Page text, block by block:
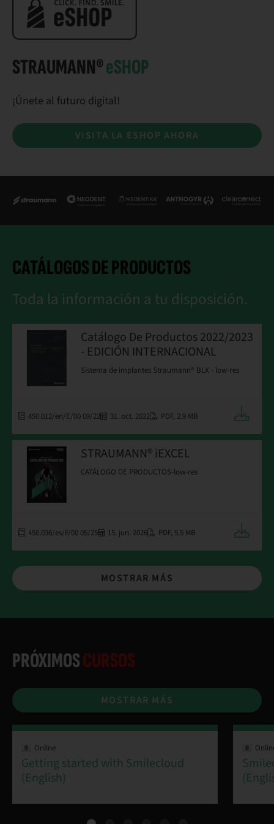
STRAUMANN®eSHOP
¡Únete al futuro digital!
VISITA LA ESHOP AHORA
CATÁLOGOS DE PRODUCTOS
Toda la información a tu disposición.
Catálogo De Productos 2022/2023
- EDICIÓN INTERNACIONAL
Sistema de implantes Straumann® BLX - low-res
450.012/en/E/00 09/22 31. oct. 2022 PDF, 2.9 MB
STRAUMANN® iEXCEL
CATÁLOGO DE PRODUCTOS-low-res
450.036/es/F/00 05/25 15. jun. 2026 PDF, 5.5 MB
MOSTRAR MÁS
PRÓXIMOSCURSOS
MOSTRAR MÁS
Online
Getting started with Smilecloud
(English)